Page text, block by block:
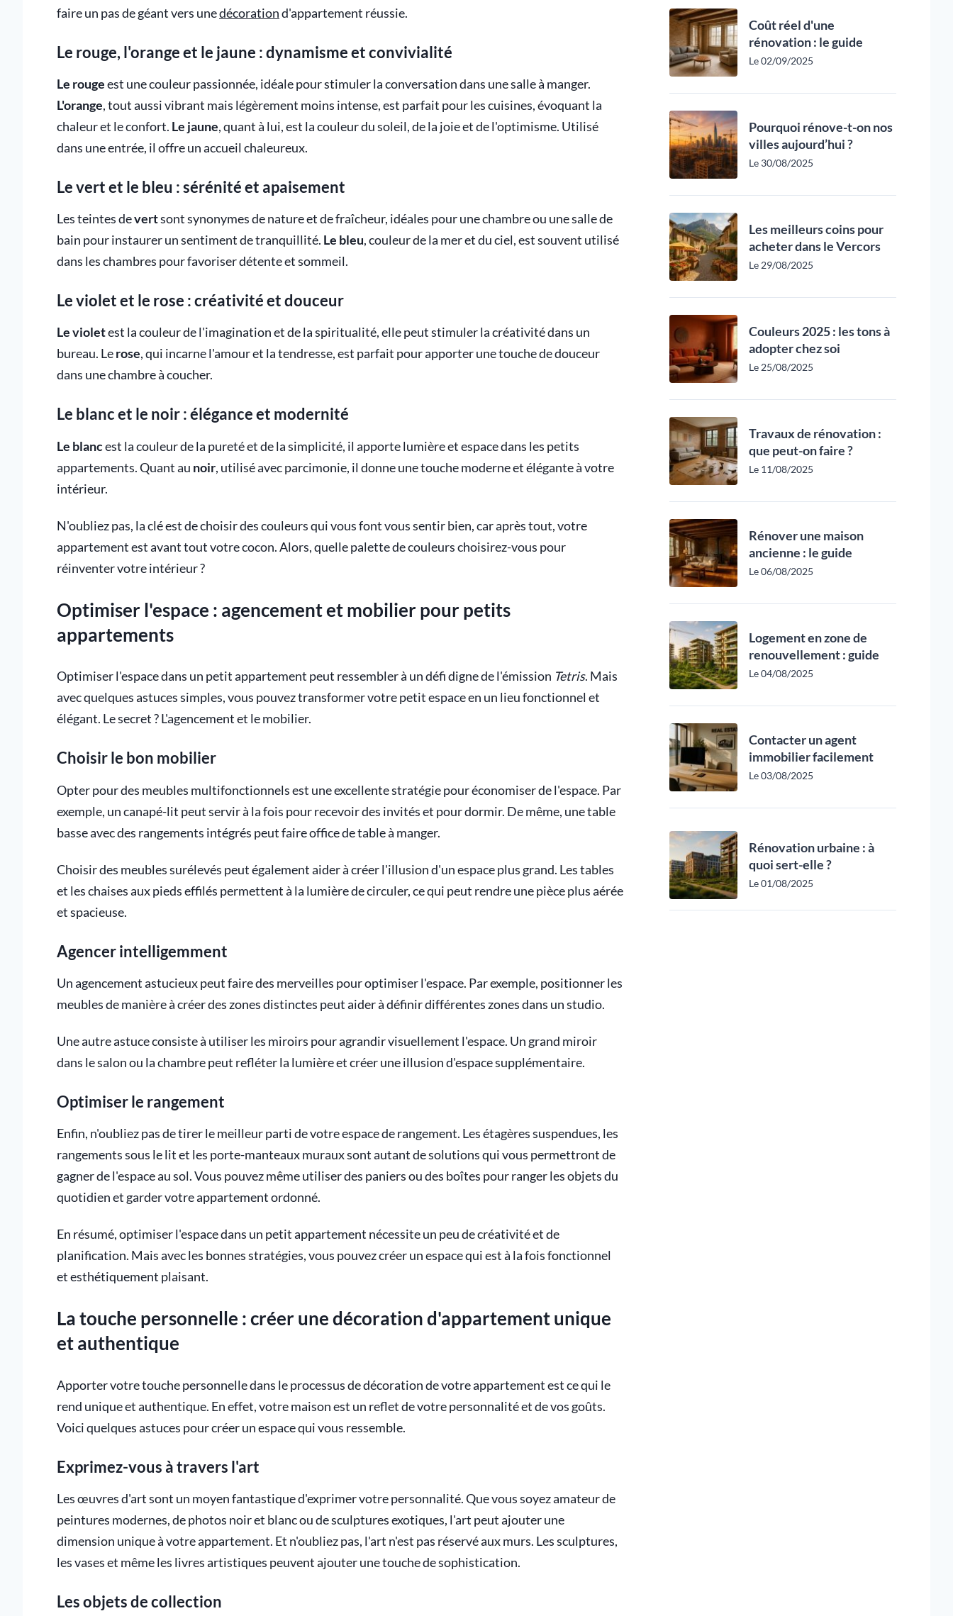
faire un pas de géant vers unedécorationd'appartement réussie.
Le rouge, l'orange et le jaune : dynamisme et convivialité
Le rougeest une couleur passionnée, idéale pour stimuler la conversation dans une salle à manger.
L'orange, tout aussi vibrant mais légèrement moins intense, est parfait pour les cuisines, évoquant la
chaleur et le confort. Le jaune, quant à lui, est la couleur du soleil, de la joie et de l'optimisme. Utilisé
dans une entrée, il offre un accueil chaleureux.
Le vert et le bleu : sérénité et apaisement
Les teintes devertsont synonymes de nature et de fraîcheur, idéales pour une chambre ou une salle de
bain pour instaurer un sentiment de tranquillité. Le bleu, couleur de la mer et du ciel, est souvent utilisé
dans les chambres pour favoriser détente et sommeil.
Le violet et le rose : créativité et douceur
Le violetest la couleur de l'imagination et de la spiritualité, elle peut stimuler la créativité dans un
bureau. Lerose, qui incarne l'amour et la tendresse, est parfait pour apporter une touche de douceur
dans une chambre à coucher.
Le blanc et le noir : élégance et modernité
Le blancest la couleur de la pureté et de la simplicité, il apporte lumière et espace dans les petits
appartements. Quant au noir, utilisé avec parcimonie, il donne une touche moderne et élégante à votre
intérieur.
N'oubliez pas, la clé est de choisir des couleurs qui vous font vous sentir bien, car après tout, votre
appartement est avant tout votre cocon. Alors, quelle palette de couleurs choisirez-vous pour
réinventer votre intérieur ?
Optimiser l'espace : agencement et mobilier pour petits
appartements
Optimiser l'espace dans un petit appartement peut ressembler à un défi digne de l'émission Tetris. Mais
avec quelques astuces simples, vous pouvez transformer votre petit espace en un lieu fonctionnel et
élégant. Le secret ? L'agencement et le mobilier.
Choisir le bon mobilier
Opter pour des meubles multifonctionnels est une excellente stratégie pour économiser de l'espace. Par
exemple, un canapé-lit peut servir à la fois pour recevoir des invités et pour dormir. De même, une table
basse avec des rangements intégrés peut faire office de table à manger.
Choisir des meubles surélevés peut également aider à créer l'illusion d'un espace plus grand. Les tables
et les chaises aux pieds effilés permettent à la lumière de circuler, ce qui peut rendre une pièce plus aérée
et spacieuse.
Agencer intelligemment
Un agencement astucieux peut faire des merveilles pour optimiser l'espace. Par exemple, positionner les
meubles de manière à créer des zones distinctes peut aider à définir différentes zones dans un studio.
Une autre astuce consiste à utiliser les miroirs pour agrandir visuellement l'espace. Un grand miroir
dans le salon ou la chambre peut refléter la lumière et créer une illusion d'espace supplémentaire.
Optimiser le rangement
Enfin, n'oubliez pas de tirer le meilleur parti de votre espace de rangement. Les étagères suspendues, les
rangements sous le lit et les porte-manteaux muraux sont autant de solutions qui vous permettront de
gagner de l'espace au sol. Vous pouvez même utiliser des paniers ou des boîtes pour ranger les objets du
quotidien et garder votre appartement ordonné.
En résumé, optimiser l'espace dans un petit appartement nécessite un peu de créativité et de
planification. Mais avec les bonnes stratégies, vous pouvez créer un espace qui est à la fois fonctionnel
et esthétiquement plaisant.
La touche personnelle : créer une décoration d'appartement unique
et authentique
Apporter votre touche personnelle dans le processus de décoration de votre appartement est ce qui le
rend unique et authentique. En effet, votre maison est un reflet de votre personnalité et de vos goûts.
Voici quelques astuces pour créer un espace qui vous ressemble.
Exprimez-vous à travers l'art
Les œuvres d'art sont un moyen fantastique d'exprimer votre personnalité. Que vous soyez amateur de
peintures modernes, de photos noir et blanc ou de sculptures exotiques, l'art peut ajouter une
dimension unique à votre appartement. Et n'oubliez pas, l'art n'est pas réservé aux murs. Les sculptures,
les vases et même les livres artistiques peuvent ajouter une touche de sophistication.
Les objets de collection
Coût réel d'une
rénovation : le guide
Le 02/09/2025
Pourquoi rénove-t-on nos
villes aujourd’hui ?
Le 30/08/2025
Les meilleurs coins pour
acheter dans le Vercors
Le 29/08/2025
Couleurs 2025 : les tons à
adopter chez soi
Le 25/08/2025
Travaux de rénovation :
que peut-on faire ?
Le 11/08/2025
Rénover une maison
ancienne : le guide
Le 06/08/2025
Logement en zone de
renouvellement : guide
Le 04/08/2025
Contacter un agent
immobilier facilement
Le 03/08/2025
Rénovation urbaine : à
quoi sert-elle ?
Le 01/08/2025